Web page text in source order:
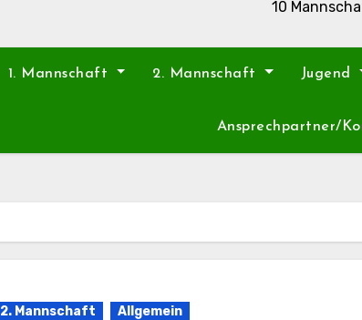
10
1. Mannschaft 2. Mannschaft Jugend
Ansprechpartner/
2. Mannschaft Allgemein